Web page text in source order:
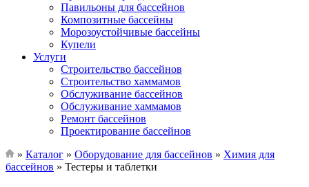
Павильоны для бассейнов
Композитные бассейны
Морозоустойчивые бассейны
Купели
Услуги
Строительство бассейнов
Строительство хаммамов
Обслуживание бассейнов
Обслуживание хаммамов
Ремонт бассейнов
Проектирование бассейнов
» Каталог » Оборудование для бассейнов » Химия для
бассейнов » Тестеры и таблетки